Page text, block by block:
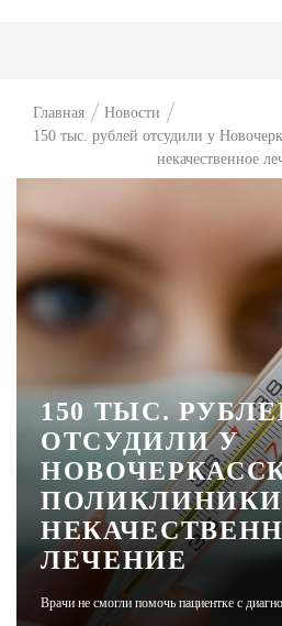
Главная
Новости
150 тыс. рублей отсудили у
некачественное
150 ТЫС.
ОТСУДИЛИ У
ПОЛИКЛИНИКИ
ЛЕЧЕНИЕ
Врачи не смогли помочь пациентке с